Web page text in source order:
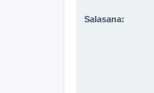
Salasana: